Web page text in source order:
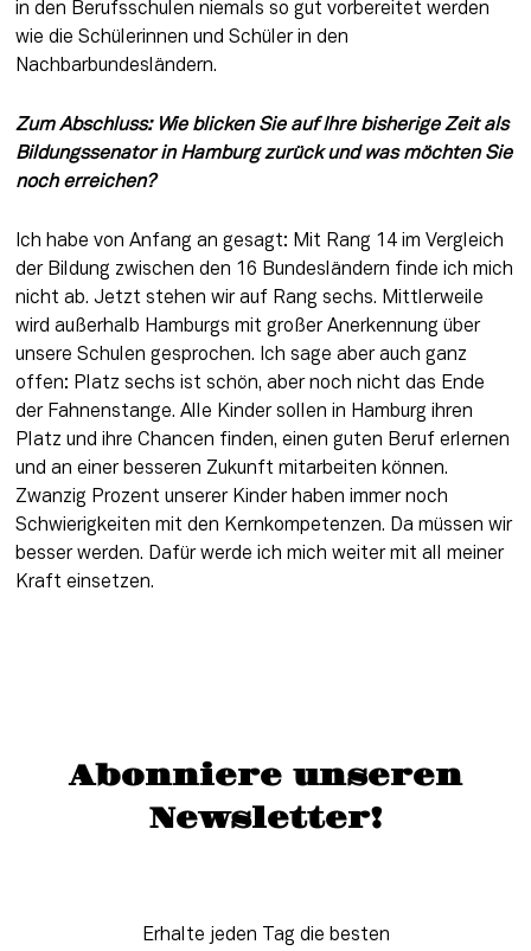
in den Berufsschulen niemals so gut vorbereitet werden
wie die Schülerinnen und Schüler in den
Nachbarbundesländern.
Zum Abschluss: Wie blicken Sie auf Ihre bisherige Zeit als
Bildungssenator in Hamburg zurück und was möchten Sie
noch erreichen?
Ich habe von Anfang an gesagt: Mit Rang 14 im Vergleich
der Bildung zwischen den 16 Bundesländern finde ich mich
nicht ab. Jetzt stehen wir auf Rang sechs. Mittlerweile
wird außerhalb Hamburgs mit großer Anerkennung über
unsere Schulen gesprochen. Ich sage aber auch ganz
offen: Platz sechs ist schön, aber noch nicht das Ende
der Fahnenstange. Alle Kinder sollen in Hamburg ihren
Platz und ihre Chancen finden, einen guten Beruf erlernen
und an einer besseren Zukunft mitarbeiten können.
Zwanzig Prozent unserer Kinder haben immer noch
Schwierigkeiten mit den Kernkompetenzen. Da müssen wir
besser werden. Dafür werde ich mich weiter mit all meiner
Kraft einsetzen.
Abonniere unseren
Newsletter!
Erhalte jeden Tag die besten